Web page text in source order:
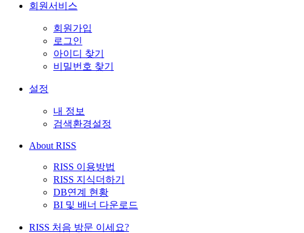
회원서비스
회원가입
로그인
아이디 찾기
비밀번호 찾기
설정
내 정보
검색환경설정
About RISS
RISS 이용방법
RISS 지식더하기
DB연계 현황
BI 및 배너 다운로드
RISS 처음 방문 이세요?